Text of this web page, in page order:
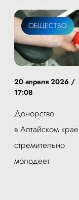
ОБЩЕСТВО
20 апреля 2026 /
17:08
Донорство
в Алтайском крае
стремительно
молодеет